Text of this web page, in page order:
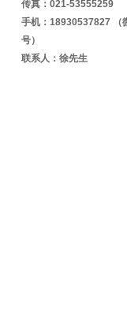
传真：021-53555259
手机：18930537827 （
号）
联系人：徐先生